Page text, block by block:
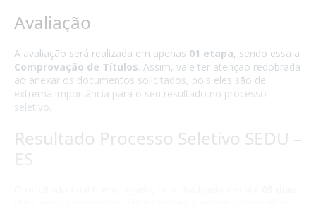
Avaliação
A avaliação será realizada em apenas 01 etapa, sendo essa a
Comprovação de Títulos. Assim, vale ter atenção redobrada
ao anexar os documentos solicitados, pois eles são de
extrema importância para o seu resultado no processo
seletivo.
Resultado Processo Seletivo SEDU –